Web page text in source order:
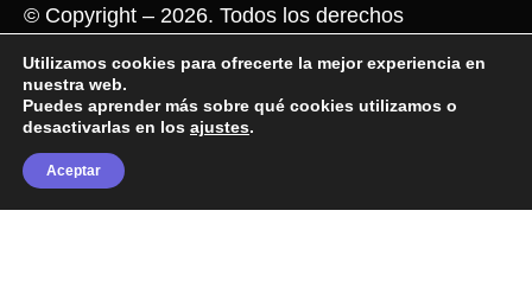
b
o
o
k
i
t
e
a
g
r
a
© Copyright – 2026. Todos los derechos
Nota legal–Política de privacidad–Política de
Utilizamos cookies para ofrecerte la mejor experiencia en
nuestra web.
Puedes aprender más sobre qué cookies utilizamos o
desactivarlas en los ajustes.
Aceptar